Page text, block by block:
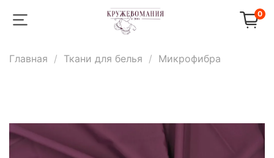
0
Главная Ткани для белья Микрофибра